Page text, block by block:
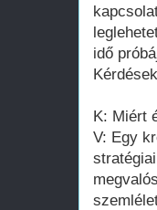
idő
K: Miért
V: Egy